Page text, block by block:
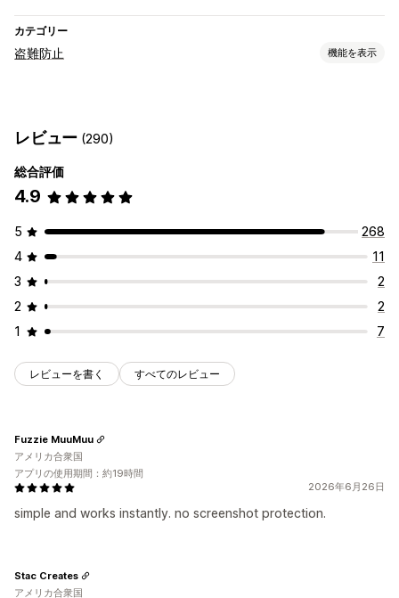
カテゴリー
盗難防止 機能を表示
ウェブサイトのコード
ブロックされたアクション
コピー&ペースト 画面印刷
レビュー (290)
総合評価
4.9
5
268
4
11
3
2
2
2
1
7
レビューを書く すべてのレビュー
2026年6月26日
simple and works instantly. no screenshot protection.
Fuzzie MuuMuu
アメリカ合衆国
アプリの使用期間：約19時間
Stac Creates
アメリカ合衆国